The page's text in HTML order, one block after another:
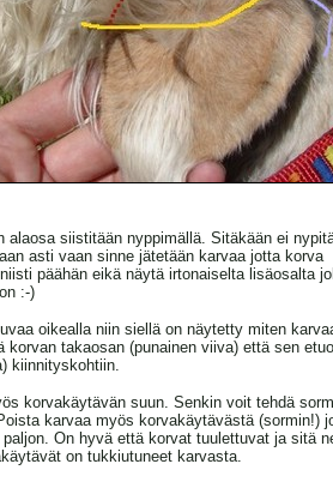
alaosa siistitään nyppimällä. Sitäkään ei
asti vaan sinne jätetään karvaa jotta korva
päähän eikä näytä irtonaiselta lisäosalta
:-)
oikealla niin siellä on näytetty miten
korvan takaosan (punainen viiva) että sen
kiinnityskohtiin.
korvakäytävän suun. Senkin voit tehdä
karvaa myös korvakäytävästä (sormin!)
On hyvä että korvat tuulettuvat ja sitä
on tukkiutuneet karvasta.